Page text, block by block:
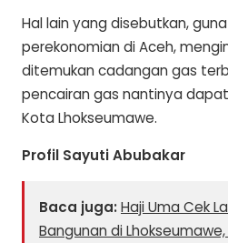
Hal lain yang disebutkan,
perekonomian di Aceh,
ditemukan cadangan gas
pencairan gas nantinya
Kota Lhokseumawe.
Profil Sayuti Abubakar
Baca juga:Haji Uma Cek
Bangunan di